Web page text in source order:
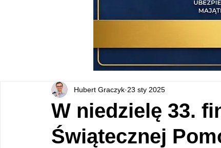
W niedzielę 33.
Świątecznej
Hubert Graczyk 23 sty 2025